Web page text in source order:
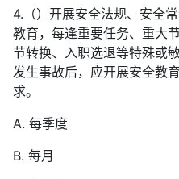
4.（）开展安全法规、安全
教育，每逢重要任务、重大
节转换、入职选退等特殊或
发生事故后，应开展安全教
求。
A. 每季度
B. 每月